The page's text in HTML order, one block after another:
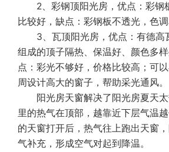
2、彩钢顶阳光房，优点：彩钢
比较好，缺点：彩钢板不透光，色调
3、瓦顶阳光房，优点：有德高
组成的顶子隔热、保温好、颜色多
点：彩光不够好，价格比较高；可
周设计高大的窗子，帮助采光通风。
阳光房天窗解决了阳光房夏天太
里的热气在顶部，越靠近下层气温
的天窗打开后，热气往上跑出天窗
气补充，形成空气对起到降温。